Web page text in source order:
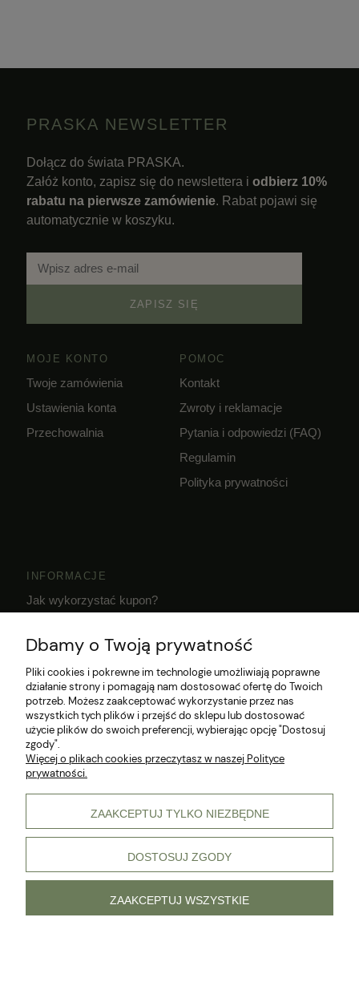
PRASKA NEWSLETTER
Dołącz do świata PRASKA.
Załóż konto, zapisz się do newslettera i odbierz 10%
rabatu na pierwsze zamówienie. Rabat pojawi się
automatycznie w koszyku.
ZAPISZ SIĘ
MOJE KONTO
Twoje zamówienia
Ustawienia konta
Przechowalnia
POMOC
Kontakt
Zwroty i reklamacje
Pytania i odpowiedzi (FAQ)
Regulamin
Polityka prywatności
INFORMACJE
Jak wykorzystać kupon?
Klub Hodowcy VIP
© 2026 Wszelkie prawa zastrzeżone
pokaż pełną wersję strony
Sklep internetowy Shoper Premium
Dbamy o Twoją prywatność
Pliki cookies i pokrewne im technologie umożliwiają poprawne
działanie strony i pomagają nam dostosować ofertę do Twoich
potrzeb. Możesz zaakceptować wykorzystanie przez nas
wszystkich tych plików i przejść do sklepu lub dostosować
użycie plików do swoich preferencji, wybierając opcję "Dostosuj
zgody".
Więcej o plikach cookies przeczytasz w naszej Polityce
prywatności.
ZAAKCEPTUJ TYLKO NIEZBĘDNE
DOSTOSUJ ZGODY
ZAAKCEPTUJ WSZYSTKIE